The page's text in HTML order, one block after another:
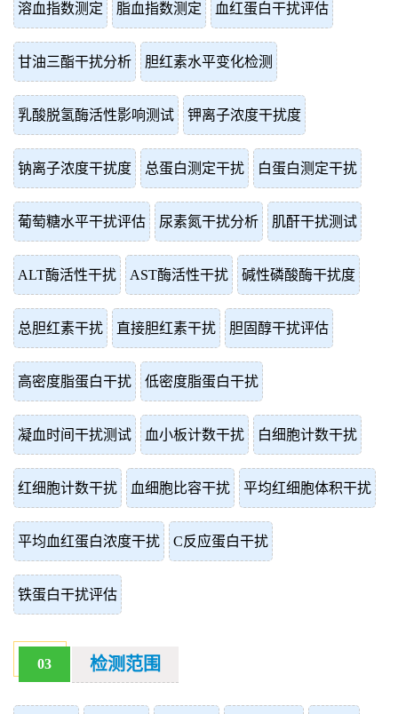
溶血指数测定 脂血指数测定 血红蛋白干扰评估
甘油三酯干扰分析 胆红素水平变化检测
乳酸脱氢酶活性影响测试 钾离子浓度干扰度
钠离子浓度干扰度 总蛋白测定干扰 白蛋白测定干扰
葡萄糖水平干扰评估 尿素氮干扰分析 肌酐干扰测试
ALT酶活性干扰 AST酶活性干扰 碱性磷酸酶干扰度
总胆红素干扰 直接胆红素干扰 胆固醇干扰评估
高密度脂蛋白干扰 低密度脂蛋白干扰
凝血时间干扰测试 血小板计数干扰 白细胞计数干扰
红细胞计数干扰 血细胞比容干扰 平均红细胞体积干扰
平均血红蛋白浓度干扰 C反应蛋白干扰
铁蛋白干扰评估
03 检测范围